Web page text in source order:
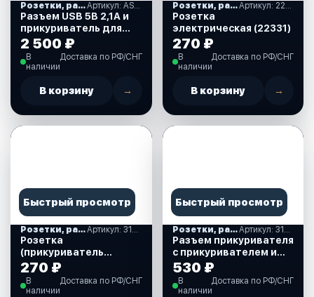
Розетки, разъем USB, прикуриватели Артикул: AS242PUW
Разъем USB 5В 2,1А и
прикуриватель для
крепления на
приборную панель,
белый (AS242PUW)
2 500 ₽
В
наличии
Доставка по РФ/СНГ
В корзину →
Розетки, разъем USB, прикуриватели Артикул: 22331
Розетка
электрическая (22331)
270 ₽
В
наличии
Доставка по РФ/СНГ
В корзину →
Быстрый просмотр
Розетки, разъем USB, прикуриватели Артикул: 310020
Розетка
(прикуриватель
пластиковый) (310020)
270 ₽
В
наличии
Доставка по РФ/СНГ
Быстрый просмотр
Розетки, разъем USB, прикуриватели Артикул: 310119
Разъем прикуривателя
с прикуривателем и
крышкой (310119)
530 ₽
В
наличии
Доставка по РФ/СНГ